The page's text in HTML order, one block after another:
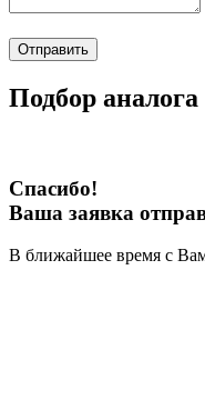
Отправить
Подбор аналога
Спасибо!
Ваша заявка
В ближайшее время с